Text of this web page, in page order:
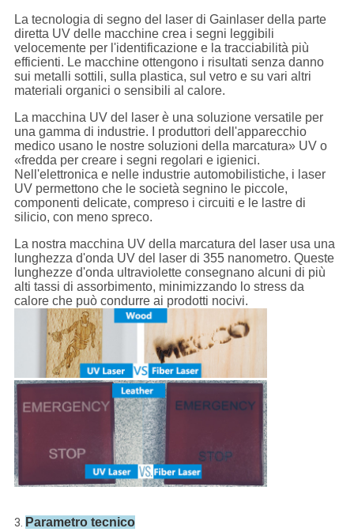
La tecnologia di segno del laser di Gainlaser della parte
diretta UV delle macchine crea i segni leggibili
velocemente per l'identificazione e la tracciabilità più
efficienti. Le macchine ottengono i risultati senza danno
sui metalli sottili, sulla plastica, sul vetro e su vari altri
materiali organici o sensibili al calore.
La macchina UV del laser è una soluzione versatile per
una gamma di industrie. I produttori dell'apparecchio
medico usano le nostre soluzioni della marcatura» UV o
«fredda per creare i segni regolari e igienici.
Nell'elettronica e nelle industrie automobilistiche, i laser
UV permettono che le società segnino le piccole,
componenti delicate, compreso i circuiti e le lastre di
silicio, con meno spreco.
La nostra macchina UV della marcatura del laser usa una
lunghezza d'onda UV del laser di 355 nanometro. Queste
lunghezze d'onda ultraviolette consegnano alcuni di più
alti tassi di assorbimento, minimizzando lo stress da
calore che può condurre ai prodotti nocivi.
3. Parametro tecnico